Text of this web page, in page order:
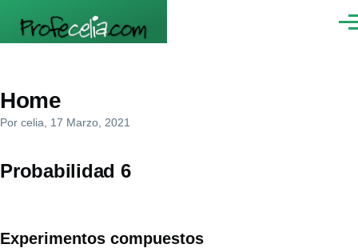
Home
Por celia , 17 Marzo, 2021
Probabilidad 6
Experimentos compuestos